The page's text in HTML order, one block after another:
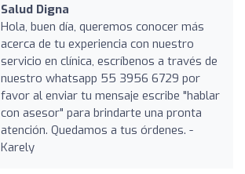
Salud Digna
Hola, buen día, queremos conocer más
acerca de tu experiencia con nuestro
servicio en clínica, escríbenos a través de
nuestro whatsapp 55 3956 6729 por
favor al enviar tu mensaje escribe "hablar
con asesor" para brindarte una pronta
atención. Quedamos a tus órdenes. -
Karely